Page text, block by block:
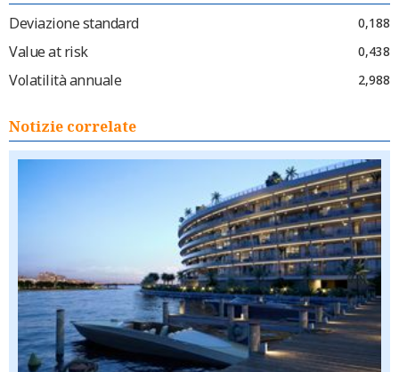
Deviazione standard
0,188
Value at risk 0,438
Volatilità annuale 2,988
Notizie correlate